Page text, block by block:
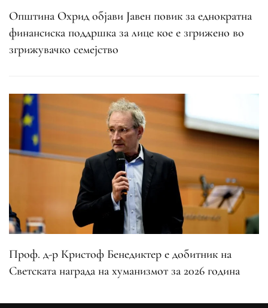
Општина Охрид објави Јавен повик за еднократна
финансиска поддршка за лице кое е згрижено во
згрижувачко семејство
Проф. д-р Кристоф Бенедиктер е добитник на
Светската награда на хуманизмот за 2026 година